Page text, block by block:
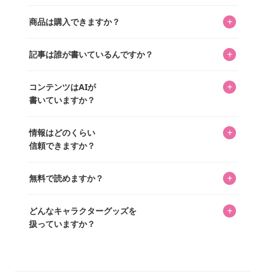
ってもらうニュースサイトです。運営はキャラグッズコレ
を中心に行われており、私たちは実際に40,000種のキャラグ
商品は購入できますか？ +
「perfectworld.shop」で、ほとんど全てのアイテムを購
があり、そこからジャンプできます。
記事は誰が書いているんですか？ +
ています。記事内の99%を超えるほぼすべての写真も、1枚
ずつ心を込めて自分たちで撮影したものです。さらに、10
ッズを収集し、月に1,000点の新商品を選定・購入する編集
長KOSが全記事を監修しています。
コンテンツはAIが
書いていますか？
+
書いています。AIは使用していません。編集長KOSが最終確
認を行い、手動で更新しています。
情報はどのくらい
信頼できますか？
+
いをお届けすることは保証します。なお、記事内に価格は
め、正確な情報をお伝えできないからです。
無料で読めますか？ +
どんなキャラクターグッズを
扱っていますか？
+